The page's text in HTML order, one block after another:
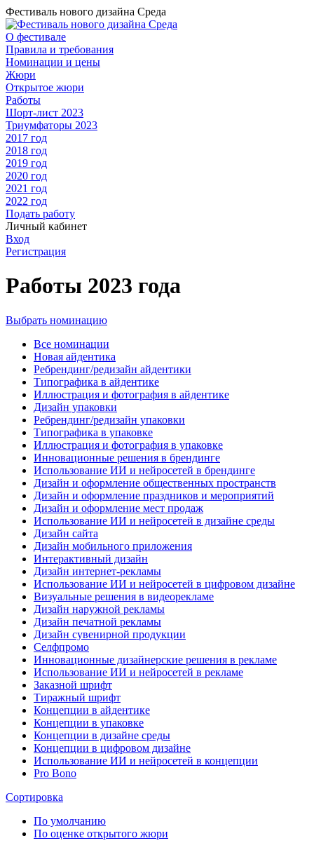
Фестиваль нового дизайна Среда
О фестивале
Правила и требования
Номинации и цены
Жюри
Открытое жюри
Работы
Шорт-лист 2023
Триумфаторы 2023
2017 год
2018 год
2019 год
2020 год
2021 год
2022 год
Подать работу
Личный кабинет
Вход
Регистрация
Работы 2023 года
Выбрать номинацию
Все номинации
Новая айдентика
Ребрендинг/редизайн айдентики
Типографика в айдентике
Иллюстрация и фотография в айдентике
Дизайн упаковки
Ребрендинг/редизайн упаковки
Типографика в упаковке
Иллюстрация и фотография в упаковке
Инновационные решения в брендинге
Использование ИИ и нейросетей в брендинге
Дизайн и оформление общественных пространств
Дизайн и оформление праздников и мероприятий
Дизайн и оформление мест продаж
Использование ИИ и нейросетей в дизайне среды
Дизайн сайта
Дизайн мобильного приложения
Интерактивный дизайн
Дизайн интернет-рекламы
Использование ИИ и нейросетей в цифровом дизайне
Визуальные решения в видеорекламе
Дизайн наружной рекламы
Дизайн печатной рекламы
Дизайн сувенирной продукции
Селфпромо
Инновационные дизайнерские решения в рекламе
Использование ИИ и нейросетей в рекламе
Заказной шрифт
Тиражный шрифт
Концепции в айдентике
Концепции в упаковке
Концепции в дизайне среды
Концепции в цифровом дизайне
Использование ИИ и нейросетей в концепции
Pro Bono
Сортировка
По умолчанию
По оценке открытого жюри